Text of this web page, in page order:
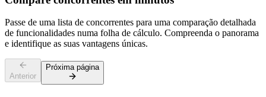
Passe de uma lista de concorrentes para uma comparação detalhada
de funcionalidades numa folha de cálculo. Compreenda o panorama
e identifique as suas vantagens únicas.
Anterior
Próxima página